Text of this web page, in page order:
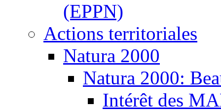
(EPPN)
Actions territoriales
Natura 2000
Natura 2000:
Intérêt des